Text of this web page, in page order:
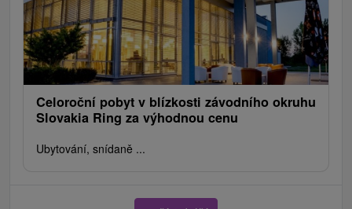
Celoroční pobyt v blízkosti závodního okruhu
Slovakia Ring za výhodnou cenu
Ubytování, snídaně ...